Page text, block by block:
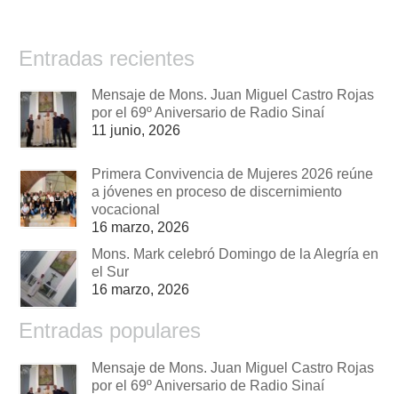
Entradas recientes
Mensaje de Mons. Juan Miguel Castro Rojas
por el 69º Aniversario de Radio Sinaí
11 junio, 2026
Primera Convivencia de Mujeres 2026 reúne
a jóvenes en proceso de discernimiento
vocacional
16 marzo, 2026
Mons. Mark celebró Domingo de la Alegría en
el Sur
16 marzo, 2026
Entradas populares
Mensaje de Mons. Juan Miguel Castro Rojas
por el 69º Aniversario de Radio Sinaí